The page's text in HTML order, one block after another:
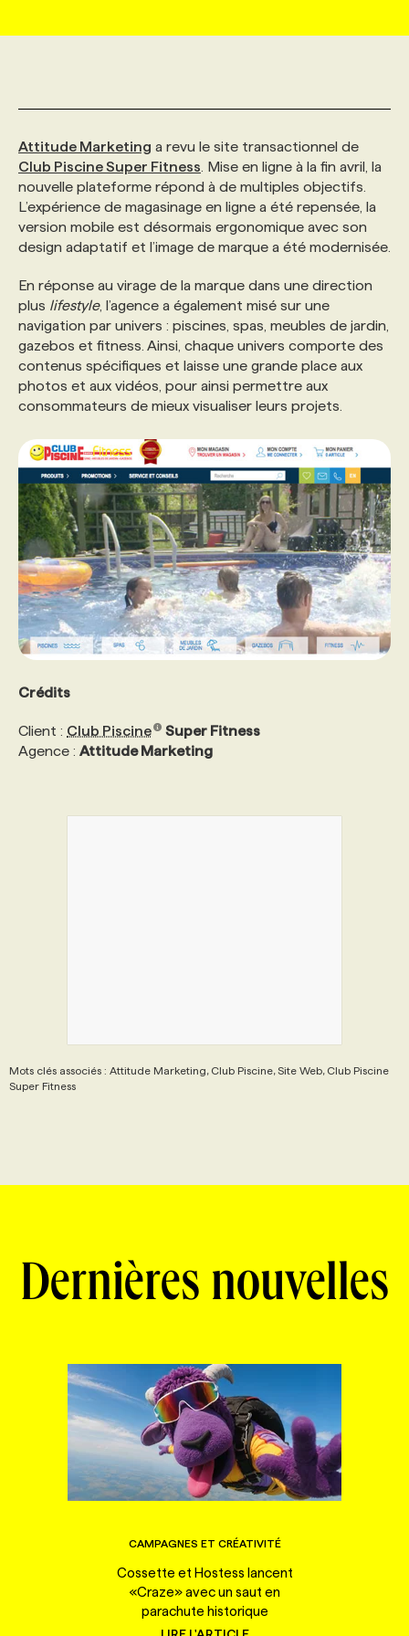
AFFAIRES DE L'INDUSTRIE
INITIATIVES NUMÉRIQUES
PRIX ET DISTINCTIONS
TENDANCES
WEB & MÉDIAS SOCIAUX
MARKETING DURABLE
GEO/SEO
ÉVÉNEMENTIEL
NOS AUTEUR‧RICES
INFOLETTRE PUBLICITÉ
ANNONCEZ AVEC NOUS
CONSULTER LA CVTHÈQUE
PROFIL ENTREPRISE
FAQ
ANNONCEZ AVEC NOUS
VOIR LES OFFRES
PROFIL CANDIDAT
FAQ
ANNONCEZ AVEC NOUS
NOS FORMATIONS EN LIGNE
NOS PARCOURS DE FORMATIONS
FORMATIONS PERSONNALISÉES
NOS FORMATEUR‧RICES
POURQUOI CHOISIR NOS FORMATIONS
NOS TARIFS
PROGRAMMES DE SUBVENTIONS
FAQ
ANNONCEZ AVEC NOUS
CHASSE DE TÊTE
SERVICE DE CHASSE DE TÊTE
NOS TARIFS
NOS EXPERTISES
ANNONCEZ AVEC NOUS
Attitude Marketing a revu le site transactionnel de
Club Piscine Super Fitness . Mise en ligne à la fin avril, la
nouvelle plateforme répond à de multiples objectifs.
L’expérience de magasinage en ligne a été repensée, la
version mobile est désormais ergonomique avec son
design adaptatif et l’image de marque a été modernisée.
En réponse au virage de la marque dans une direction
plus lifestyle, l’agence a également misé sur une
navigation par univers : piscines, spas, meubles de jardin,
gazebos et fitness. Ainsi, chaque univers comporte des
contenus spécifiques et laisse une grande place aux
photos et aux vidéos, pour ainsi permettre aux
consommateurs de mieux visualiser leurs projets.
Crédits
Client : Club Piscine
Super Fitness
Agence : Attitude Marketing
Mots clés associés : Attitude Marketing, Club Piscine, Site Web, Club Piscine
Super Fitness
Dernières nouvelles
CAMPAGNES ET CRÉATIVITÉ
Cossette et Hostess lancent
«Craze» avec un saut en
parachute historique